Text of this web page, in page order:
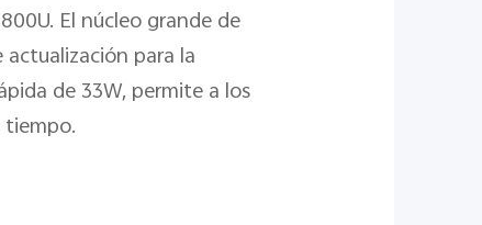
El núcleo grande de
para la
de 33W, permite a los